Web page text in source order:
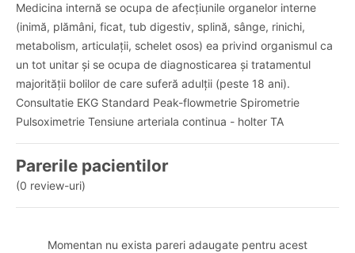
Medicina internă se ocupa de afecțiunile organelor interne
(inimă, plămâni, ficat, tub digestiv, splină, sânge, rinichi,
metabolism, articulații, schelet osos) ea privind organismul ca
un tot unitar și se ocupa de diagnosticarea și tratamentul
majorității bolilor de care suferă adulții (peste 18 ani).
Consultatie EKG Standard Peak-flowmetrie Spirometrie
Pulsoximetrie Tensiune arteriala continua - holter TA
Parerile pacientilor
(0 review-uri)
Momentan nu exista pareri adaugate pentru acest